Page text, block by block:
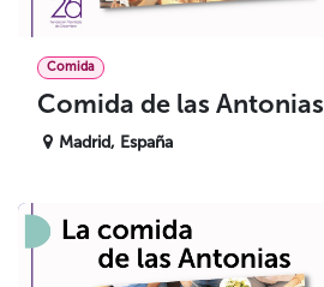
Comida
Comida de las Antonias
Madrid, España